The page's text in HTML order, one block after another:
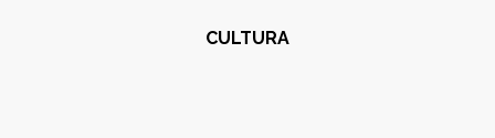
CULTURA